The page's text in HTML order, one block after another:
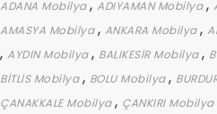
ADANA Mobilya, ADIYAMAN Mobilya,
AMASYA Mobilya, ANKARA Mobilya,
, AYDIN Mobilya, BALIKESİR Mobilya,
BİTLİS Mobilya, BOLU Mobilya,
ÇANAKKALE Mobilya, ÇANKIRI Mobilya